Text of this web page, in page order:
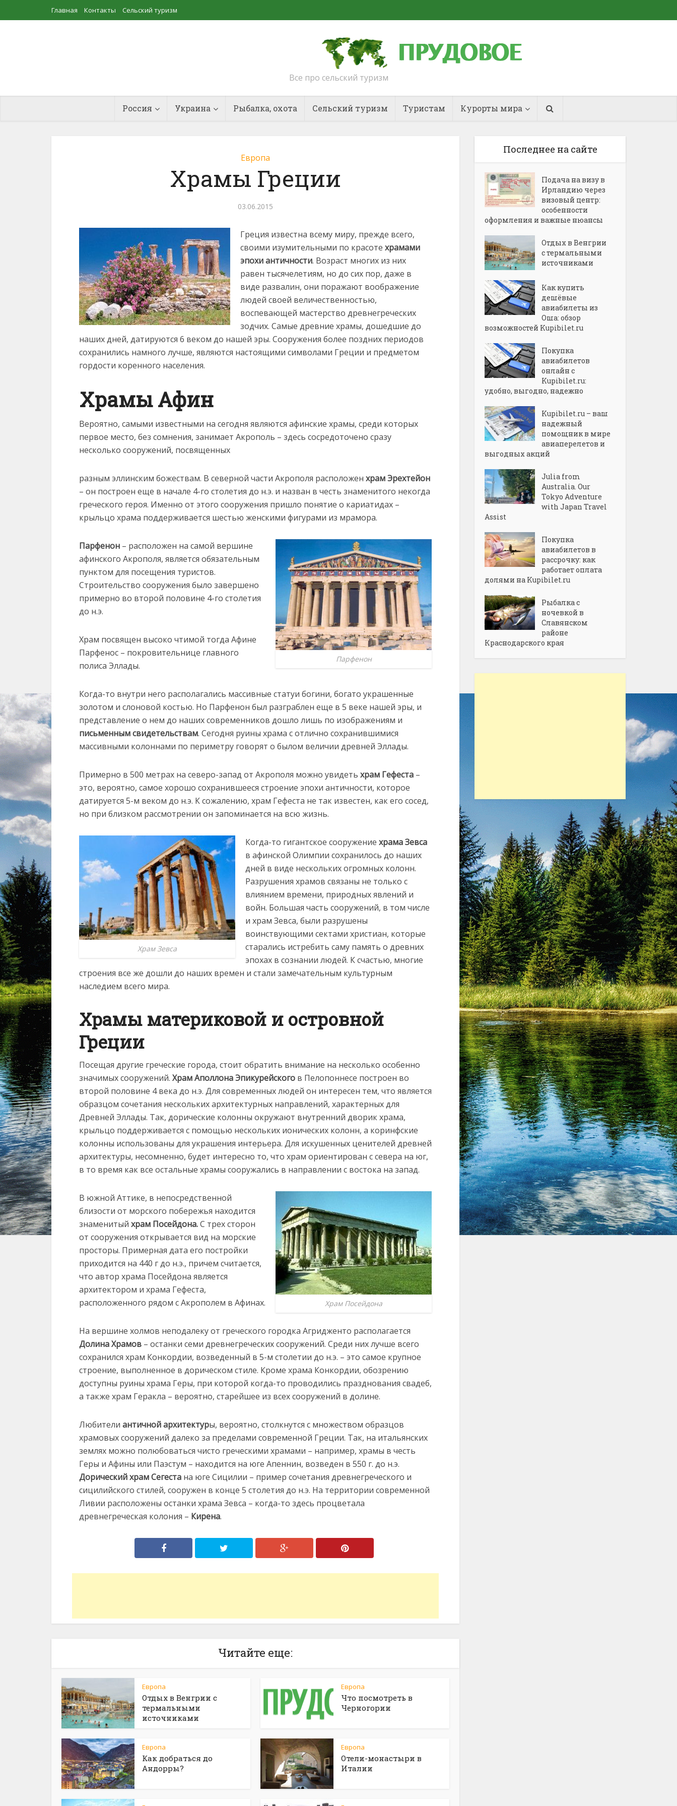
Главная Контакты Сельский туризм
Все про сельский туризм
Россия Украина Рыбалка, охота Сельский туризм Туристам Курорты мира
Европа
Храмы Греции
03.06.2015
Греция известна всему миру, прежде всего,
своими изумительными по красоте храмами
эпохи античности. Возраст многих из них
равен тысячелетиям, но до сих пор, даже в
виде развалин, они поражают воображение
людей своей величественностью,
воспевающей мастерство древнегреческих
зодчих. Самые древние храмы, дошедшие до
наших дней, датируются 6 веком до нашей эры. Сооружения более поздних периодов
сохранились намного лучше, являются настоящими символами Греции и предметом
гордости коренного населения.
Храмы Афин
Вероятно, самыми известными на сегодня являются афинские храмы, среди которых
первое место, без сомнения, занимает Акрополь – здесь сосредоточено сразу
несколько сооружений, посвященных
разным эллинским божествам. В северной части Акрополя расположен храм Эрехтейон
– он построен еще в начале 4-го столетия до н.э. и назван в честь знаменитого некогда
греческого героя. Именно от этого сооружения пришло понятие о кариатидах –
крыльцо храма поддерживается шестью женскими фигурами из мрамора.
Парфенон
Парфенон – расположен на самой вершине
афинского Акрополя, является обязательным
пунктом для посещения туристов.
Строительство сооружения было завершено
примерно во второй половине 4-го столетия
до н.э.
Храм посвящен высоко чтимой тогда Афине
Парфенос – покровительнице главного
полиса Эллады.
Когда-то внутри него располагались массивные статуи богини, богато украшенные
золотом и слоновой костью. Но Парфенон был разграблен еще в 5 веке нашей эры, и
представление о нем до наших современников дошло лишь по изображениям и
письменным свидетельствам. Сегодня руины храма с отлично сохранившимися
массивными колоннами по периметру говорят о былом величии древней Эллады.
Примерно в 500 метрах на северо-запад от Акрополя можно увидеть храм Гефеста –
это, вероятно, самое хорошо сохранившееся строение эпохи античности, которое
датируется 5-м веком до н.э. К сожалению, храм Гефеста не так известен, как его сосед,
но при близком рассмотрении он запоминается на всю жизнь.
Храм Зевса
Когда-то гигантское сооружение храма Зевса
в афинской Олимпии сохранилось до наших
дней в виде нескольких огромных колонн.
Разрушения храмов связаны не только с
влиянием времени, природных явлений и
войн. Большая часть сооружений, в том числе
и храм Зевса, были разрушены
воинствующими сектами христиан, которые
старались истребить саму память о древних
эпохах в сознании людей. К счастью, многие
строения все же дошли до наших времен и стали замечательным культурным
наследием всего мира.
Храмы материковой и островной
Греции
Посещая другие греческие города, стоит обратить внимание на несколько особенно
значимых сооружений. Храм Аполлона Эпикурейского в Пелопоннесе построен во
второй половине 4 века до н.э. Для современных людей он интересен тем, что является
образцом сочетания нескольких архитектурных направлений, характерных для
Древней Эллады. Так, дорические колонны окружают внутренний дворик храма,
крыльцо поддерживается с помощью нескольких ионических колонн, а коринфские
колонны использованы для украшения интерьера. Для искушенных ценителей древней
архитектуры, несомненно, будет интересно то, что храм ориентирован с севера на юг,
в то время как все остальные храмы сооружались в направлении с востока на запад.
Храм Посейдона
В южной Аттике, в непосредственной
близости от морского побережья находится
знаменитый храм Посейдона.С трех сторон
от сооружения открывается вид на морские
просторы. Примерная дата его постройки
приходится на 440 г до н.э., причем считается,
что автор храма Посейдона является
архитектором и храма Гефеста,
расположенного рядом с Акрополем в Афинах.
На вершине холмов неподалеку от греческого городка Агридженто располагается
Долина Храмов – останки семи древнегреческих сооружений. Среди них лучше всего
сохранился храм Конкордии, возведенный в 5-м столетии до н.э. – это самое крупное
строение, выполненное в дорическом стиле. Кроме храма Конкордии, обозрению
доступны руины храма Геры, при которой когда-то проводились празднования свадеб,
а также храм Геракла – вероятно, старейшее из всех сооружений в долине.
Любители античной архитектуры, вероятно, столкнутся с множеством образцов
храмовых сооружений далеко за пределами современной Греции. Так, на итальянских
землях можно полюбоваться чисто греческими храмами – например, храмы в честь
Геры и Афины или Паэстум – находится на юге Апеннин, возведен в 550 г. до н.э.
Дорический храм Сегеста на юге Сицилии – пример сочетания древнегреческого и
сицилийского стилей, сооружен в конце 5 столетия до н.э. На территории современной
Ливии расположены останки храма Зевса – когда-то здесь процветала
древнегреческая колония – Кирена.
Читайте еще:
Европа
Отдых в Венгрии с
термальными
источниками
Европа
Что посмотреть в
Черногории
Европа
Как добраться до
Андорры?
Европа
Отели-монастыри в
Италии
Последнее на сайте
Подача на визу в
Ирландию через
визовый центр:
особенности
оформления и важные нюансы
Отдых в Венгрии
с термальными
источниками
Как купить
дешёвые
авиабилеты из
Оша: обзор
возможностей Kupibilet.ru
Покупка
авиабилетов
онлайн с
Kupibilet.ru:
удобно, выгодно, надежно
Kupibilet.ru – ваш
надежный
помощник в мире
авиаперелетов и
выгодных акций
Julia from
Australia. Our
Tokyo Adventure
with Japan Travel
Assist
Покупка
авиабилетов в
рассрочку: как
работает оплата
долями на Kupibilet.ru
Рыбалка с
ночевкой в
Славянском
районе
Краснодарского края